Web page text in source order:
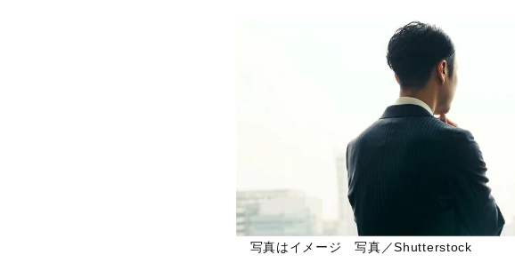
写真はイメージ 写真／Shutterstock